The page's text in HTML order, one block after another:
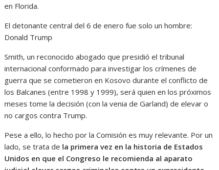
en Florida.
El detonante central del 6 de enero fue solo un hombre:
Donald Trump
Smith, un reconocido abogado que presidió el tribunal
internacional conformado para investigar los crímenes de
guerra que se cometieron en Kosovo durante el conflicto de
los Balcanes (entre 1998 y 1999), será quien en los próximos
meses tome la decisión (con la venia de Garland) de elevar o
no cargos contra Trump.
Pese a ello, lo hecho por la Comisión es muy relevante. Por un
lado, se trata de la primera vez en la historia de Estados
Unidos en que el Congreso le recomienda al aparato